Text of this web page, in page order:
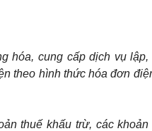
hóa, cung cấp dịch vụ lập,
theo hình thức hóa đơn
thuế khấu trừ, các khoản